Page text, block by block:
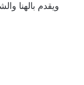
ويقدم بالهنا